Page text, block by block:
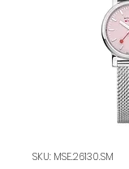
SKU: MSE.26130.SM